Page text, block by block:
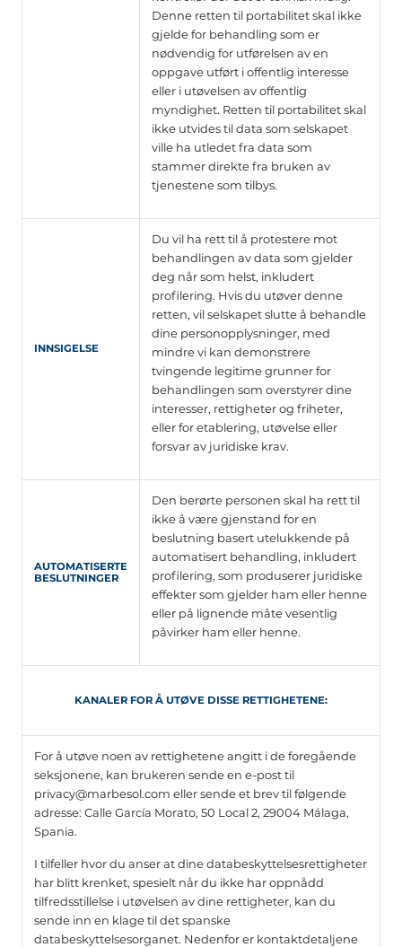
Denne retten til portabilitet skal ikke
gjelde for behandling som er
nødvendig for utførelsen av en
oppgave utført i offentlig interesse
eller i utøvelsen av offentlig
myndighet. Retten til portabilitet skal
ikke utvides til data som selskapet
ville ha utledet fra data som
stammer direkte fra bruken av
tjenestene som tilbys.
INNSIGELSE
Du vil ha rett til å protestere mot
behandlingen av data som gjelder
deg når som helst, inkludert
profilering. Hvis du utøver denne
retten, vil selskapet slutte å behandle
dine personopplysninger, med
mindre vi kan demonstrere
tvingende legitime grunner for
behandlingen som overstyrer dine
interesser, rettigheter og friheter,
eller for etablering, utøvelse eller
forsvar av juridiske krav.
AUTOMATISERTE
BESLUTNINGER
Den berørte personen skal ha rett til
ikke å være gjenstand for en
beslutning basert utelukkende på
automatisert behandling, inkludert
profilering, som produserer juridiske
effekter som gjelder ham eller henne
eller på lignende måte vesentlig
påvirker ham eller henne.
KANALER FOR Å UTØVE DISSE RETTIGHETENE:
For å utøve noen av rettighetene angitt i de foregående
seksjonene, kan brukeren sende en e-post til
privacy@marbesol.com eller sende et brev til følgende
adresse: Calle García Morato, 50 Local 2, 29004 Málaga,
Spania.
I tilfeller hvor du anser at dine databeskyttelsesrettigheter
har blitt krenket, spesielt når du ikke har oppnådd
tilfredsstillelse i utøvelsen av dine rettigheter, kan du
sende inn en klage til det spanske
databeskyttelsesorganet. Nedenfor er kontaktdetaljene